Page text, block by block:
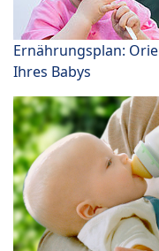
Ernährungsplan:
Ihres Babys